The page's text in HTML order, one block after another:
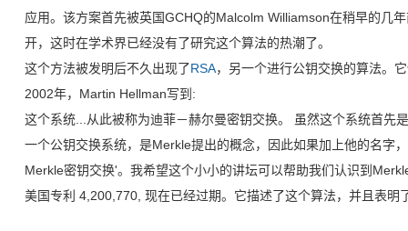
应用。该方案首先被英国GCHQ的Malcolm Williamson在稍早的几
开，这时在学术界已经没有了研究这个算法的热潮了。
这个方法被发明后不久出现了RSA，另一个进行公钥交换的算法。
2002年，Martin Hellman写到:
这个系统...从此被称为迪菲－赫尔曼密钥交换。 虽然这个系统首先
一个公钥交换系统，是Merkle提出的概念，因此如果加上他的名字
Merkle密钥交换'。我希望这个小小的讲坛可以帮助我们认识到
美国专利 4,200,770, 现在已经过期。它描述了这个算法，并且表